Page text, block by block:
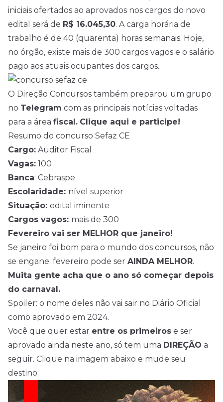
iniciais ofertados ao aprovados nos cargos do novo
edital será de R$ 16.045,30. A carga horária de
trabalho é de 40 (quarenta) horas semanais. Hoje,
no órgão, existe mais de 300 cargos vagos e o salário
pago aos atuais ocupantes dos cargos.
O Direção Concursos também preparou um grupo
no Telegram com as principais notícias voltadas
para a área fiscal. Clique aqui e participe!
Resumo do concurso Sefaz CE
Cargo: Auditor Fiscal
Vagas: 100
Banca: Cebraspe
Escolaridade: nível superior
Situação: edital iminente
Cargos vagos: mais de 300
Fevereiro vai ser MELHOR que janeiro!
Se janeiro foi bom para o mundo dos concursos, não
se engane: fevereiro pode ser AINDA MELHOR.
Muita gente acha que o ano só começar depois
do carnaval.
Spoiler: o nome deles não vai sair no Diário Oficial
como aprovado em 2024.
Você que quer estar entre os primeiros e ser
aprovado ainda neste ano, só tem uma DIREÇÃO a
seguir. Clique na imagem abaixo e mude seu
destino: